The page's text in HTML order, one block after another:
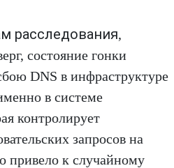
расследования,
состояние гонки
DNS в инфраструктуре
в системе
контролирует
запросов на
привело к случайному